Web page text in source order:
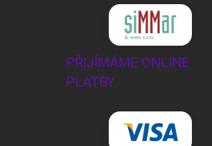
PŘIJÍMÁME ONLINE
PLATBY